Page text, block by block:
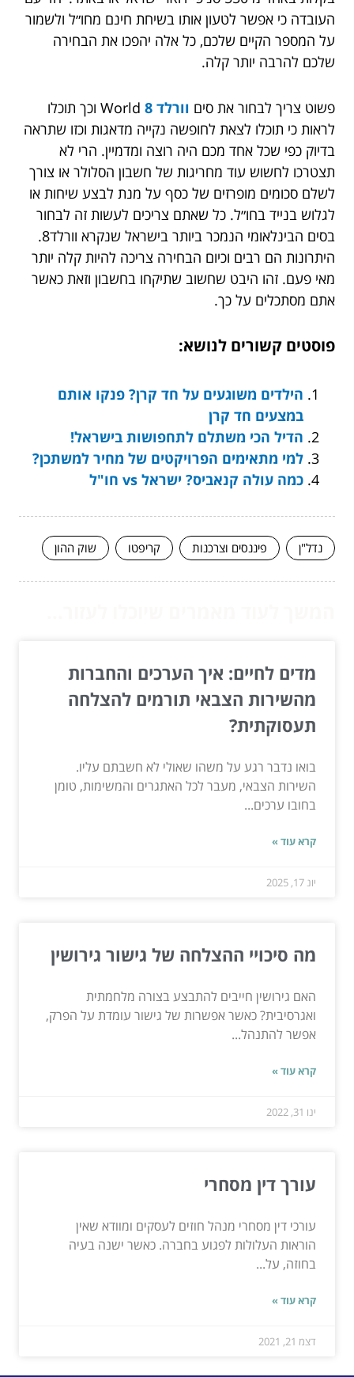
העובדה כי אפשר לטעון אותו בשיחת חינם מחו״ל ולשמור
על המספר הקיים שלכם, כל אלה יהפכו את הבחירה
שלכם להרבה יותר קלה.
פשוט צריך לבחור את סים וורלד 8
World וכך תוכלו
לראות כי תוכלו לצאת לחופשה נקייה מדאגות וכזו שתראה
בדיוק כפי שכל אחד מכם היה רוצה ומדמיין. הרי לא
תצטרכו לחשוש עוד מחריגות של חשבון הסלולר או צורך
לשלם סכומים מופרזים של כסף על מנת לבצע שיחות או
לגלוש בנייד בחו״ל. כל שאתם צריכים לעשות זה לבחור
בסים הבינלאומי הנמכר ביותר בישראל שנקרא וורלד8.
היתרונות הם רבים וכיום הבחירה צריכה להיות קלה יותר
מאי פעם. זהו היבט שחשוב שתיקחו בחשבון וזאת כאשר
אתם מסתכלים על כך.
פוסטים קשורים לנושא:
הילדים משוגעים על חד קרן? פנקו אותם
במצעים חד קרן
הדיל הכי משתלם לתחפושות בישראל!
למי מתאימים הפרויקטים של מחיר למשתכן?
כמה עולה קנאביס? ישראל vs חו"ל
נדל"ן פיננסים וצרכנות קריפטו שוק ההון
מדים לחיים: איך הערכים והחברות
מהשירות הצבאי תורמים להצלחה
תעסוקתית?
בואו נדבר רגע על משהו שאולי לא חשבתם עליו.
השירות הצבאי, מעבר לכל האתגרים והמשימות, טומן
בחובו ערכים...
קרא עוד »
יונ 17, 2025
מה סיכויי ההצלחה של גישור גירושין
האם גירושין חייבים להתבצע בצורה מלחמתית
ואגרסיבית? כאשר אפשרות של גישור עומדת על הפרק,
אפשר להתנהל...
קרא עוד »
ינו 31, 2022
עורך דין מסחרי
עורכי דין מסחרי מנהל חוזים לעסקים ומוודא שאין
הוראות העלולות לפגוע בחברה. כאשר ישנה בעיה
בחוזה, על...
קרא עוד »
דצמ 21, 2021